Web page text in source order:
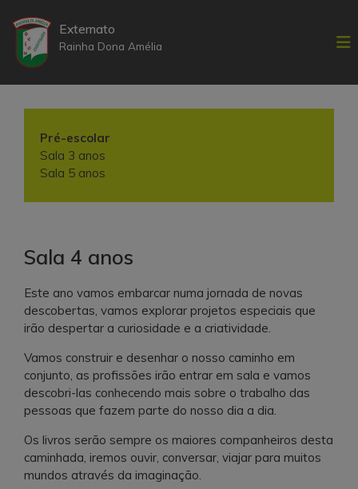
Externato
Rainha Dona Amélia
Pré-escolar
Sala 3 anos
Sala 5 anos
Sala 4 anos
Este ano vamos embarcar numa jornada de novas
descobertas, vamos explorar projetos especiais que
irão despertar a curiosidade e a criatividade.
Vamos construir e desenhar o nosso caminho em
conjunto, as profissões irão entrar em sala e vamos
descobri-las conhecendo mais sobre o trabalho das
pessoas que fazem parte do nosso dia a dia.
Os livros serão sempre os maiores companheiros desta
caminhada, iremos ouvir, conversar, viajar para muitos
mundos através da imaginação.